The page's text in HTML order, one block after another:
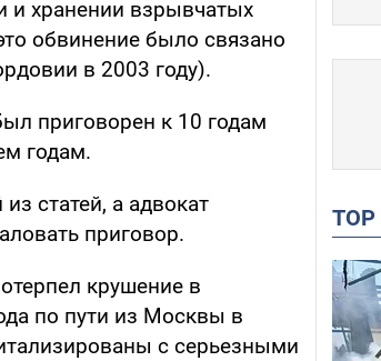
и хранении взрывчатых
обвинение было связано
в 2003 году).
приговорен к 10 годам
годам.
статей, а адвокат
приговор.
крушение в
по пути из Москвы в
с серьезными